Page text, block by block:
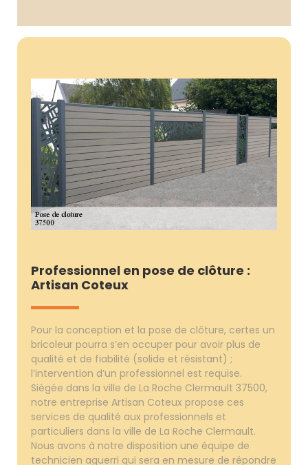
Professionnel en pose de clôture :
Artisan Coteux
Pour la conception et la pose de clôture, certes un
bricoleur pourra s’en occuper pour avoir plus de
qualité et de fiabilité (solide et résistant) ;
l’intervention d’un professionnel est requise.
Siégée dans la ville de La Roche Clermault 37500,
notre entreprise Artisan Coteux propose ces
services de qualité aux professionnels et
particuliers dans la ville de La Roche Clermault.
Nous avons à notre disposition une équipe de
technicien aguerri qui sera en mesure de répondre